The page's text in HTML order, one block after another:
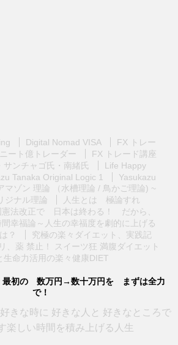
Digital Nomad VISA
FX トレー
ート億トレーダー
FX トレード講座
サンチャゴ氏・南緒氏
Life Happy
Tanaka Original Logic 1
Yasukazu
アマゾン 理論 （水槽理論 / 鳥かご理論) ~
ジナル理論
人生とは 極論すれ
憲法改正で 日本は終わる！ だから、
間幸福論～人生の幸福度を劇的に上げる
？
究極の楽々ダイエット、実践記
、薬 禁止！ スイーツ狂 満腹ダイエット
生命力活用の楽々健康DIET
最初の 数万円→数十万円を まずは全力
で！
きな時に 好きな人と 好きなところで
楽しい時間を積み上げる人生